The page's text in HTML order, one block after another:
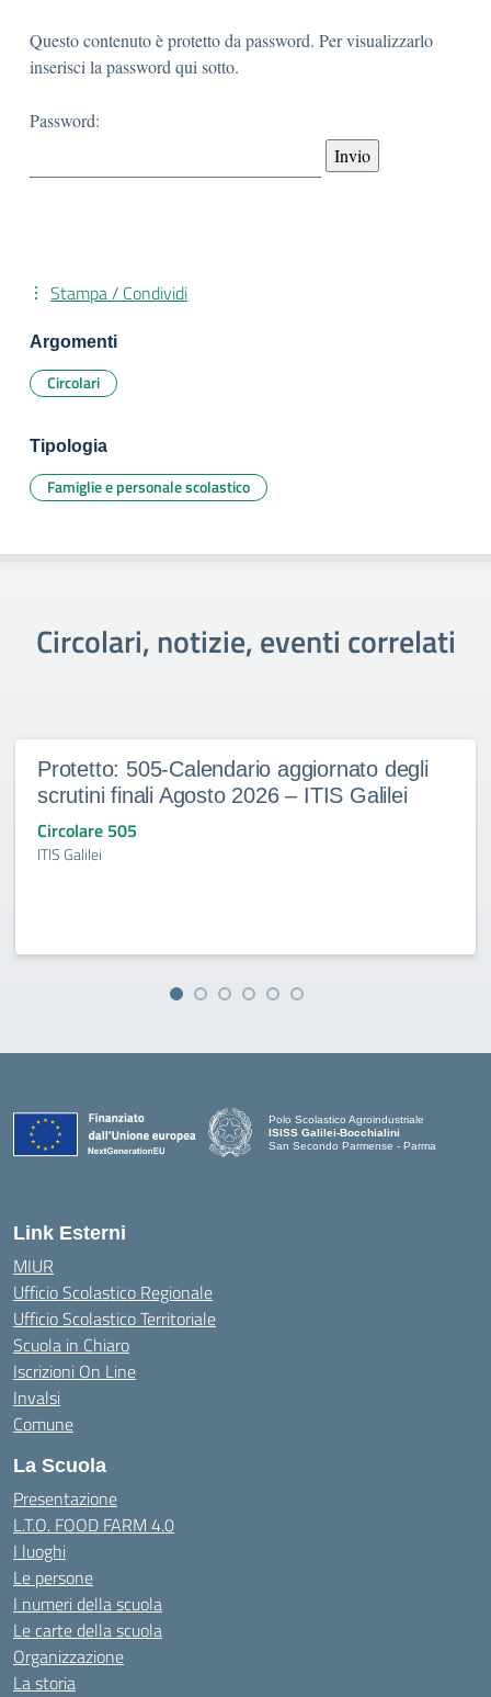
Questo contenuto è protetto da password. Per visualizzarlo
inserisci la password qui sotto.
Password:
Stampa / Condividi
Argomenti
Circolari
Tipologia
Famiglie e personale scolastico
Circolari, notizie, eventi correlati
Protetto: 505-Calendario aggiornato degli
scrutini finali Agosto 2026 – ITIS Galilei
Circolare 505
ITIS Galilei
Polo Scolastico Agroindustriale
ISISS Galilei-Bocchialini
San Secondo Parmense - Parma
Link Esterni
MIUR
Ufficio Scolastico Regionale
Ufficio Scolastico Territoriale
Scuola in Chiaro
Iscrizioni On Line
Invalsi
Comune
La Scuola
Presentazione
L.T.O. FOOD FARM 4.0
I luoghi
Le persone
I numeri della scuola
Le carte della scuola
Organizzazione
La storia